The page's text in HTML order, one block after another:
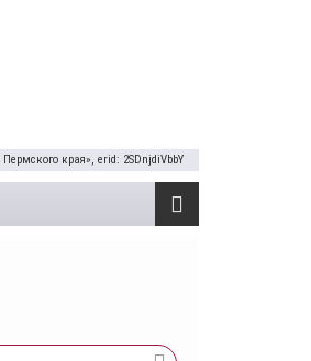
края», erid: 2SDnjdiVbbY